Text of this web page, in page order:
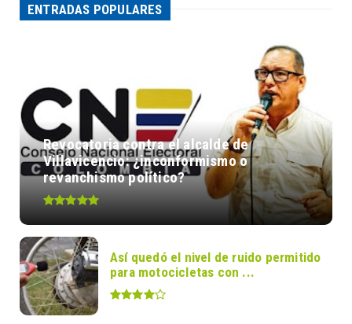
ENTRADAS POPULARES
Revocatoria contra el alcalde de
Villavicencio: ¿inconformismo o
revanchismo político?
Así quedó el nivel de ruido permitido
para motocicletas con ...